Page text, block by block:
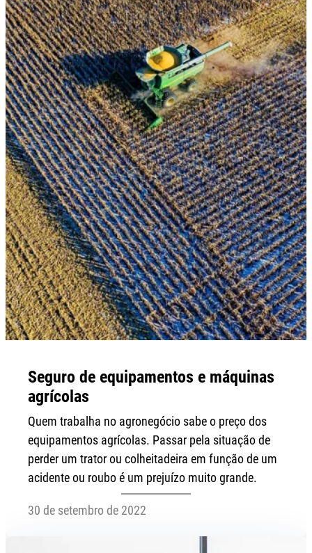
Seguro de equipamentos e máquinas
agrícolas
Quem trabalha no agronegócio sabe o preço dos
equipamentos agrícolas. Passar pela situação de
perder um trator ou colheitadeira em função de um
acidente ou roubo é um prejuízo muito grande.
30 de setembro de 2022